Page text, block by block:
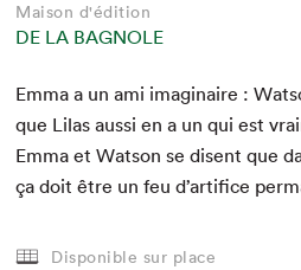
Maison d'édition
DE LA BAGNOLE
Emma a un ami imag­i­naire :
que Lilas aus­si en a un qui est
Emma et Wat­son se dis­ent que
ça doit être un feu d’ar­ti­fice
Disponible sur place